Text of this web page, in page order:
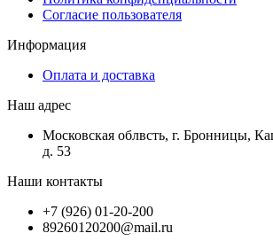
Согласие пользователя
Информация
Оплата и доставка
Наш адрес
Московская облвсть, г. Бронницы,
д. 53
Наши контакты
+7 (926) 01-20-200
89260120200@mail.ru